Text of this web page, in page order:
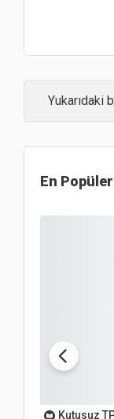
Yukarıdaki
En Popüler
Kutusuz